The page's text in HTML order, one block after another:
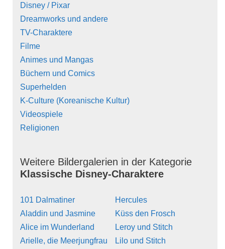
Disney / Pixar
Dreamworks und andere
TV-Charaktere
Filme
Animes und Mangas
Büchern und Comics
Superhelden
K-Culture (Koreanische Kultur)
Videospiele
Religionen
Weitere Bildergalerien in der Kategorie
Klassische Disney-Charaktere
101 Dalmatiner
Aladdin und Jasmine
Alice im Wunderland
Arielle, die Meerjungfrau
Hercules
Küss den Frosch
Leroy und Stitch
Lilo und Stitch